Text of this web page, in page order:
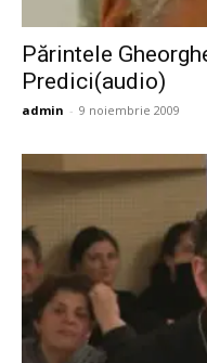
Părintele
Predici(audio)
admin - 9 noiembrie 2009